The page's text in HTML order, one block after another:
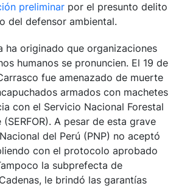
preliminar por el presunto delito
del defensor ambiental.
ha originado que organizaciones
humanos se pronuncien. El 19 de
fue amenazado de muerte
armados con machetes
con el Servicio Nacional Forestal
A pesar de esta grave
del Perú (PNP) no aceptó
con el protocolo aprobado
la subprefecta de
le brindó las garantías